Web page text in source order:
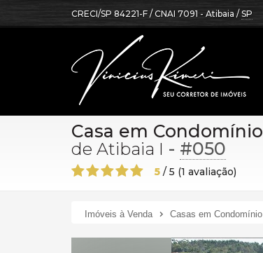
CRECI/SP 84221-F / CNAI 7091 - Atibaia / SP
Casa em Condomínio
de Atibaia I - #050
5 / 5 (1 avaliação)
Imóveis à Venda Casas em Condomínio